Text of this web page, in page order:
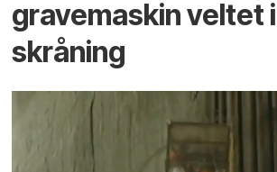
grave­maskin veltet
skråning